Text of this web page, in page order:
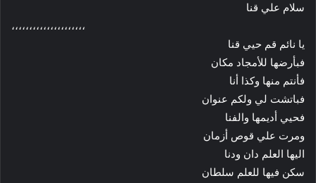
سلام علي قنا
،،،،،،،،،،،،،،،،،،،،،
يا نائم قم حيي قنا
فبأرضها للأمجاد مكان
فأنتم منها وكذا أنا
فباتشت لي ولكم عنوان
فحيي أديمها والفنا
ومرت علي قوص أزمان
اليها العلم دان ودنا
سكن فيها للعلم سلطان